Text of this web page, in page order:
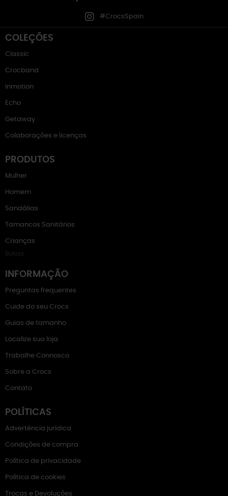
#CrocsSpain
COLEÇÕES
Classic
Crocband
Inmotion
Echo
Getaway
Colaborações e licenças
PRODUTOS
Mulher
Homem
Sandálias
Tamancos Sanitários
Crianças
Botas
INFORMAÇÃO
Preguntas frequentes
Cuide do seu Crocs
Guias de tamanho
Localize sua loja
Trabalhe Connosco
Sobre a Crocs
Contato
POLÍTICAS
Advertência jurídica
Condições de compra
Política de privacidade
Política de cookies
Trocas e Devoluções